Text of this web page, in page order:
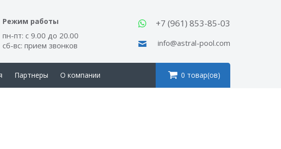
Режим работы
пн-пт: с 9.00 до 20.00
сб-вс: прием звонков
+7 (961) 853-85-03
info@astral-pool.com
Партнеры О компании 0 товар(ов)